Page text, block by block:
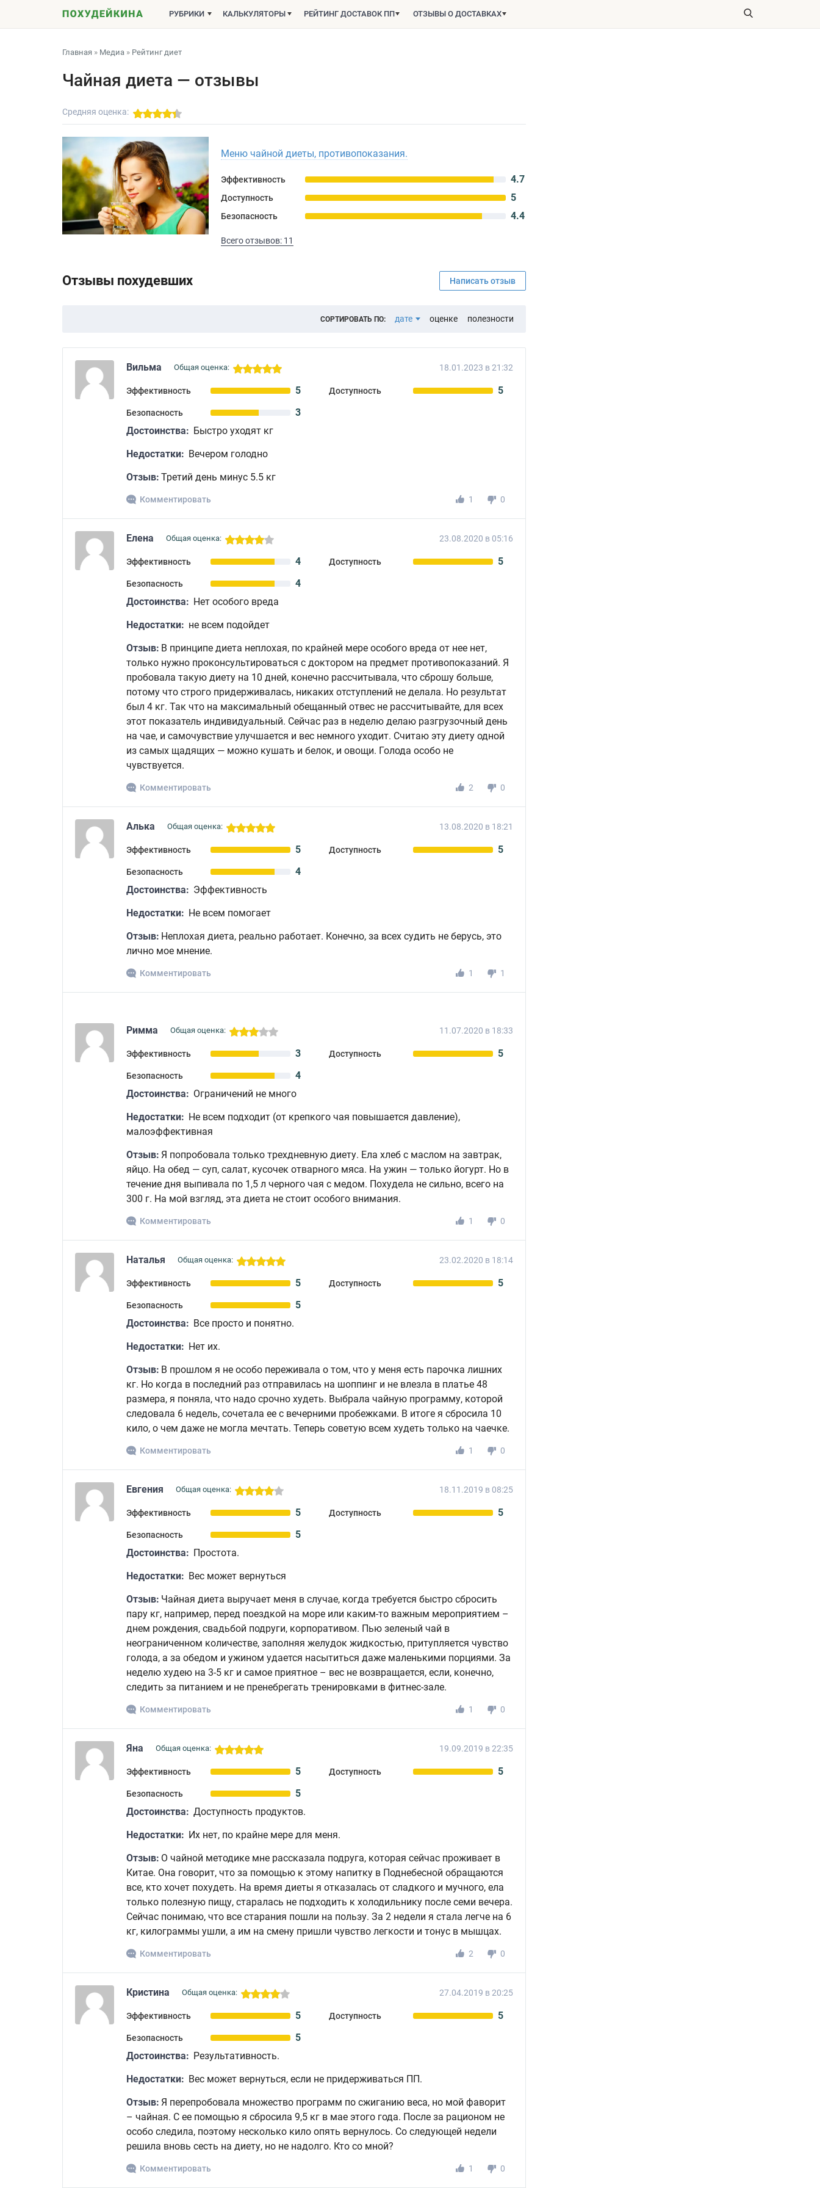
РУБРИКИ КАЛЬКУЛЯТОРЫ РЕЙТИНГ ДОСТАВОК ПП ОТЗЫВЫ О ДОСТАВКАХ
Главная » Медиа » Рейтинг диет
Чайная диета — отзывы
Средняя оценка:
Меню чайной диеты, противопоказания.
Эффективность 4.7
Доступность 5
Безопасность 4.4
Всего отзывов: 11
Отзывы похудевших Написать отзыв
СОРТИРОВАТЬ ПО: дате оценке полезности
Вильма Общая оценка: 18.01.2023 в 21:32
Эффективность 5 Доступность 5
Безопасность
3
Достоинства: Быстро уходят кг
Недостатки: Вечером голодно
Отзыв: Третий день минус 5.5 кг
Комментировать 1 0
Елена Общая оценка: 23.08.2020 в 05:16
Эффективность 4 Доступность 5
Безопасность
4
Достоинства: Нет особого вреда
Недостатки: не всем подойдет
Отзыв: В принципе диета неплохая, по крайней мере особого вреда от нее нет,
только нужно проконсультироваться с доктором на предмет противопоказаний. Я
пробовала такую диету на 10 дней, конечно рассчитывала, что сброшу больше,
потому что строго придерживалась, никаких отступлений не делала. Но результат
был 4 кг. Так что на максимальный обещанный отвес не рассчитывайте, для всех
этот показатель индивидуальный. Сейчас раз в неделю делаю разгрузочный день
на чае, и самочувствие улучшается и вес немного уходит. Считаю эту диету одной
из самых щадящих — можно кушать и белок, и овощи. Голода особо не
чувствуется.
Комментировать 2 0
Алька Общая оценка: 13.08.2020 в 18:21
Эффективность 5 Доступность 5
Безопасность
4
Достоинства: Эффективность
Недостатки: Не всем помогает
Отзыв: Неплохая диета, реально работает. Конечно, за всех судить не берусь, это
лично мое мнение.
Комментировать 1 1
Римма Общая оценка: 11.07.2020 в 18:33
Эффективность 3 Доступность 5
Безопасность
4
Достоинства: Ограничений не много
Недостатки: Не всем подходит (от крепкого чая повышается давление),
малоэффективная
Отзыв: Я попробовала только трехдневную диету. Ела хлеб с маслом на завтрак,
яйцо. На обед — суп, салат, кусочек отварного мяса. На ужин — только йогурт. Но в
течение дня выпивала по 1,5 л черного чая с медом. Похудела не сильно, всего на
300 г. На мой взгляд, эта диета не стоит особого внимания.
Комментировать 1 0
Наталья Общая оценка: 23.02.2020 в 18:14
Эффективность 5 Доступность 5
Безопасность
5
Достоинства: Все просто и понятно.
Недостатки: Нет их.
Отзыв: В прошлом я не особо переживала о том, что у меня есть парочка лишних
кг. Но когда в последний раз отправилась на шоппинг и не влезла в платье 48
размера, я поняла, что надо срочно худеть. Выбрала чайную программу, которой
следовала 6 недель, сочетала ее с вечерними пробежками. В итоге я сбросила 10
кило, о чем даже не могла мечтать. Теперь советую всем худеть только на чаечке.
Комментировать 1 0
Евгения Общая оценка: 18.11.2019 в 08:25
Эффективность 5 Доступность 5
Безопасность
5
Достоинства: Простота.
Недостатки: Вес может вернуться
Отзыв: Чайная диета выручает меня в случае, когда требуется быстро сбросить
пару кг, например, перед поездкой на море или каким-то важным мероприятием –
днем рождения, свадьбой подруги, корпоративом. Пью зеленый чай в
неограниченном количестве, заполняя желудок жидкостью, притупляется чувство
голода, а за обедом и ужином удается насытиться даже маленькими порциями. За
неделю худею на 3-5 кг и самое приятное – вес не возвращается, если, конечно,
следить за питанием и не пренебрегать тренировками в фитнес-зале.
Комментировать 1 0
Яна Общая оценка: 19.09.2019 в 22:35
Эффективность 5 Доступность 5
Безопасность
5
Достоинства: Доступность продуктов.
Недостатки: Их нет, по крайне мере для меня.
Отзыв: О чайной методике мне рассказала подруга, которая сейчас проживает в
Китае. Она говорит, что за помощью к этому напитку в Поднебесной обращаются
все, кто хочет похудеть. На время диеты я отказалась от сладкого и мучного, ела
только полезную пищу, старалась не подходить к холодильнику после семи вечера.
Сейчас понимаю, что все старания пошли на пользу. За 2 недели я стала легче на 6
кг, килограммы ушли, а им на смену пришли чувство легкости и тонус в мышцах.
Комментировать 2 0
Кристина Общая оценка: 27.04.2019 в 20:25
Эффективность 5 Доступность 5
Безопасность
5
Достоинства: Результативность.
Недостатки: Вес может вернуться, если не придерживаться ПП.
Отзыв: Я перепробовала множество программ по сжиганию веса, но мой фаворит
– чайная. С ее помощью я сбросила 9,5 кг в мае этого года. После за рационом не
особо следила, поэтому несколько кило опять вернулось. Со следующей недели
решила вновь сесть на диету, но не надолго. Кто со мной?
Комментировать 1 0